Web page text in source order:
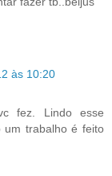
às 10:20
fez. Lindo esse
um trabalho é feito